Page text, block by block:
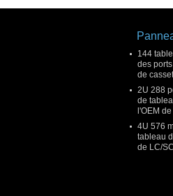
144
des
de
2U 288
de
l'OEM
4U 576
tableau
de LC/